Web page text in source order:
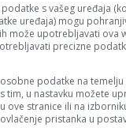
izraelska raketa
Iran je “historijski”,
s vašeg uređaja
uređaja) mogu
može upotrebljavati ova
precizne
podatke na temelju
tim, u nastavku možete
ove stranice ili na
pristanka u